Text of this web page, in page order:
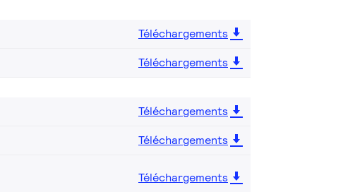
Téléchargements
Téléchargements
Téléchargements
Téléchargements
Téléchargements